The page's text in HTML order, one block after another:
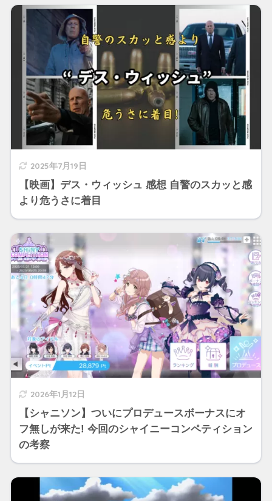
2025年7月19日
【映画】デス・ウィッシュ 感想 自警のスカッと感
より危うさに着目
2026年1月12日
【シャニソン】ついにプロデュースボーナスにオ
フ無しが来た! 今回のシャイニーコンペティション
の考察